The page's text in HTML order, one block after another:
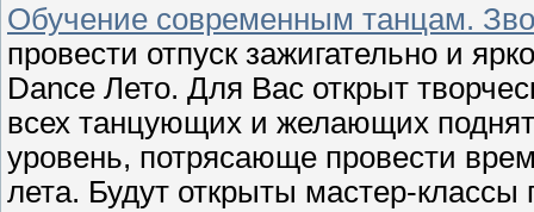
Обучение современным танцам.
провести отпуск зажигательно и
Dance Лето. Для Вас открыт
всех танцующих и желающих
уровень, потрясающе провести
лета. Будут открыты мастер-классы